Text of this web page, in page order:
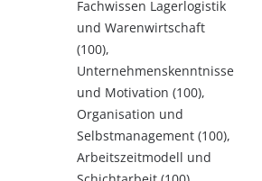
Fachwissen Lagerlogistik
und Warenwirtschaft
(100),
Unternehmenskenntnisse
und Motivation (100),
Organisation und
Selbstmanagement (100),
Arbeitszeitmodell und